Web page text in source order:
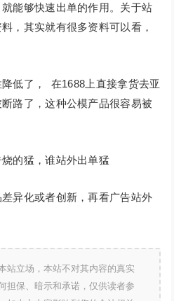
能够快速出单的作用。关于站
，其实就有很多资料可以看，
低了， 在1688上直接拿货去亚
路了，这种公模产品很容易被
的猛，谁站外出单猛
异化或者创新，再看广告站外
站立场，本站不对其内容的真实
担保、暗示和承诺，仅供读者参